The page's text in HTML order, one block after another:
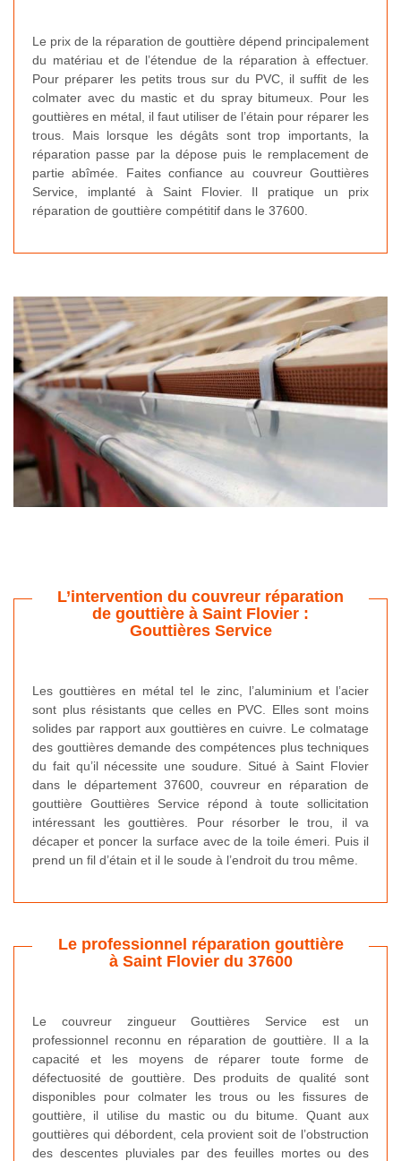
Le prix de la réparation de gouttière dépend principalement
du matériau et de l’étendue de la réparation à effectuer.
Pour préparer les petits trous sur du PVC, il suffit de les
colmater avec du mastic et du spray bitumeux. Pour les
gouttières en métal, il faut utiliser de l’étain pour réparer les
trous. Mais lorsque les dégâts sont trop importants, la
réparation passe par la dépose puis le remplacement de
partie abîmée. Faites confiance au couvreur Gouttières
Service, implanté à Saint Flovier. Il pratique un prix
réparation de gouttière compétitif dans le 37600.
L’intervention du couvreur réparation
de gouttière à Saint Flovier :
Gouttières Service
Les gouttières en métal tel le zinc, l’aluminium et l’acier
sont plus résistants que celles en PVC. Elles sont moins
solides par rapport aux gouttières en cuivre. Le colmatage
des gouttières demande des compétences plus techniques
du fait qu’il nécessite une soudure. Situé à Saint Flovier
dans le département 37600, couvreur en réparation de
gouttière Gouttières Service répond à toute sollicitation
intéressant les gouttières. Pour résorber le trou, il va
décaper et poncer la surface avec de la toile émeri. Puis il
prend un fil d’étain et il le soude à l’endroit du trou même.
Le professionnel réparation gouttière
à Saint Flovier du 37600
Le couvreur zingueur Gouttières Service est un
professionnel reconnu en réparation de gouttière. Il a la
capacité et les moyens de réparer toute forme de
défectuosité de gouttière. Des produits de qualité sont
disponibles pour colmater les trous ou les fissures de
gouttière, il utilise du mastic ou du bitume. Quant aux
gouttières qui débordent, cela provient soit de l’obstruction
des descentes pluviales par des feuilles mortes ou des